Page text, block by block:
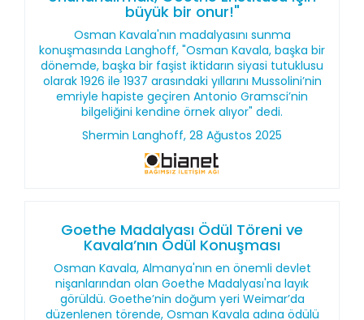
büyük bir onur!"
Osman Kavala'nın madalyasını sunma
konuşmasında Langhoff, "Osman Kavala, başka bir
dönemde, başka bir faşist iktidarın siyasi tutuklusu
olarak 1926 ile 1937 arasındaki yıllarını Mussolini’nin
emriyle hapiste geçiren Antonio Gramsci’nin
bilgeliğini kendine örnek alıyor" dedi.
Shermin Langhoff, 28 Ağustos 2025
Goethe Madalyası Ödül Töreni ve
Kavala’nın Ödül Konuşması
Osman Kavala, Almanya'nın en önemli devlet
nişanlarından olan Goethe Madalyası'na layık
görüldü. Goethe’nin doğum yeri Weimar’da
düzenlenen törende, Osman Kavala adına ödülü